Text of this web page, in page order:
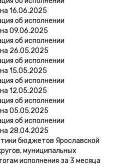
16.06.2025
об исполнении
09.06.2025
об исполнении
26.05.2025
об исполнении
15.05.2025
об исполнении
12.05.2025
об исполнении
05.05.2025
об исполнении
28.04.2025
бюджетов Ярославской
муниципальных
исполнения за 3 месяца